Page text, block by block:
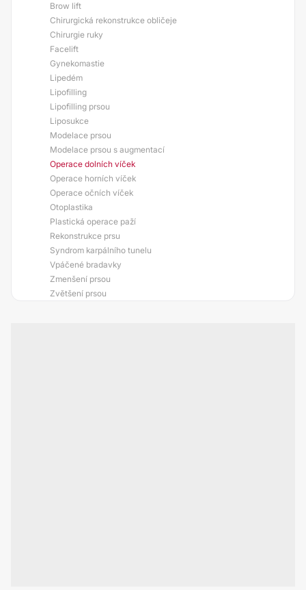
Brow lift
Chirurgická rekonstrukce obličeje
Chirurgie ruky
Facelift
Gynekomastie
Lipedém
Lipofilling
Lipofilling prsou
Liposukce
Modelace prsou
Modelace prsou s augmentací
Operace dolních víček
Operace horních víček
Operace očních víček
Otoplastika
Plastická operace paží
Rekonstrukce prsu
Syndrom karpálního tunelu
Vpáčené bradavky
Zmenšení prsou
Zvětšení prsou